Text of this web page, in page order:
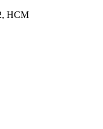
HCM